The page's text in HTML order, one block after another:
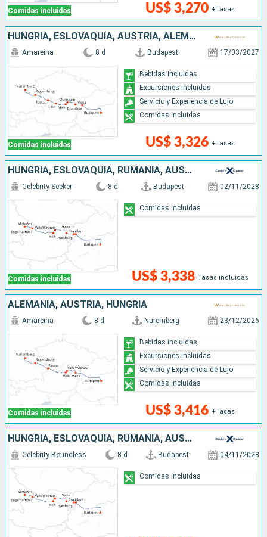
Comidas incluidas US$ 3,270 +Tasas
HUNGRÍA, ESLOVAQUIA, AUSTRIA, ALEMANIA
Comidas incluidas
Amareina 8 d Budapest 17/03/2027
US$ 3,326 +Tasas
Bebidas incluidas
Excursiones incluidas
Servicio y Experiencia de Lujo
Comidas incluidas
HUNGRÍA, ESLOVAQUIA, RUMANIA, AUSTRIA, ALEMANIA
Comidas incluidas
Celebrity Seeker 8 d Budapest 02/11/2028
US$ 3,338 Tasas incluidas
Comidas incluidas
ALEMANIA, AUSTRIA, HUNGRÍA
Comidas incluidas
Amareina 8 d Nuremberg 23/12/2026
US$ 3,416 +Tasas
Bebidas incluidas
Excursiones incluidas
Servicio y Experiencia de Lujo
Comidas incluidas
HUNGRÍA, ESLOVAQUIA, RUMANIA, AUSTRIA, ALEMANIA
Celebrity Boundless 8 d Budapest 04/11/2028
Comidas incluidas